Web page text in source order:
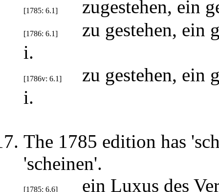
[1785: 6.1] zugestehen, ein
[1786: 6.1]
zu gestehen, ein
i.
[1786v: 6.1]
zu gestehen, ein
i.
The 1785 edition has
'scheinen'.
[1785: 6.6]
ein Luxus des